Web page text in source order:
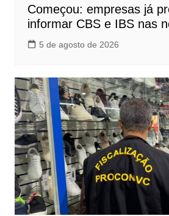
Começou: empresas já
informar CBS e IBS nas
5 de agosto de 2026